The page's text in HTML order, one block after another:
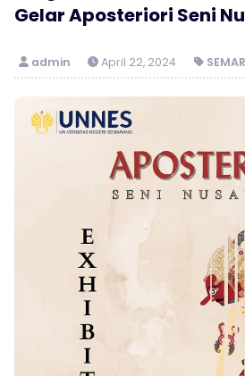
Gelar Aposteriori Seni
admin April 22, 2024